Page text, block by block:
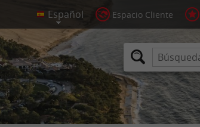
Espacio Cliente